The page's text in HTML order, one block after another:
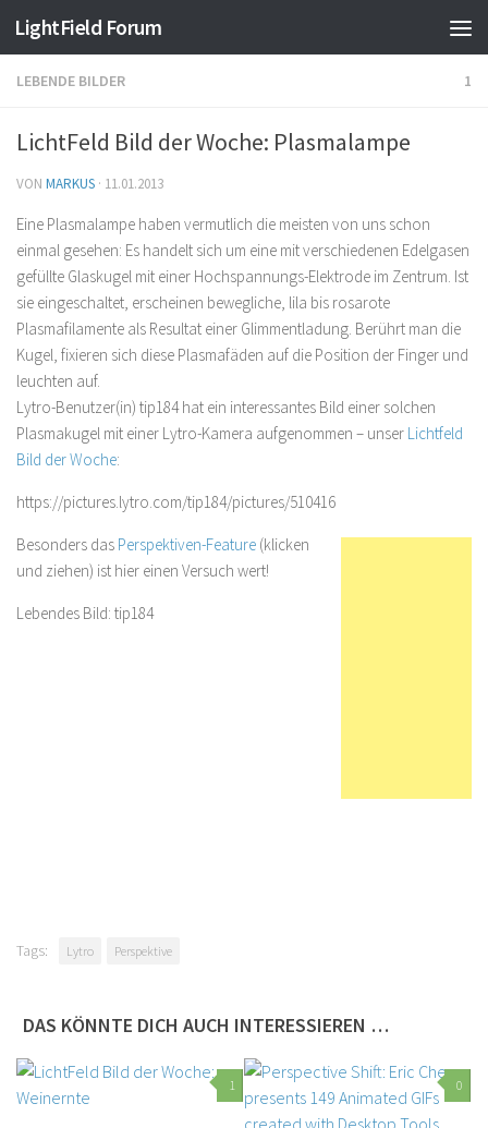
LightField Forum
LEBENDE BILDER 1
LichtFeld Bild der Woche: Plasmalampe
VON MARKUS · 11.01.2013
Eine Plasmalampe haben vermutlich die meisten von uns schon
einmal gesehen: Es handelt sich um eine mit verschiedenen Edelgasen
gefüllte Glaskugel mit einer Hochspannungs-Elektrode im Zentrum. Ist
sie eingeschaltet, erscheinen bewegliche, lila bis rosarote
Plasmafilamente als Resultat einer Glimmentladung. Berührt man die
Kugel, fixieren sich diese Plasmafäden auf die Position der Finger und
leuchten auf.
Lytro-Benutzer(in) tip184 hat ein interessantes Bild einer solchen
Plasmakugel mit einer Lytro-Kamera aufgenommen – unser Lichtfeld
Bild der Woche:
https://pictures.lytro.com/tip184/pictures/510416
Besonders das Perspektiven-Feature (klicken
und ziehen) ist hier einen Versuch wert!
Lebendes Bild: tip184
Tags: Lytro Perspektive
DAS KÖNNTE DICH AUCH INTERESSIEREN …
1 0